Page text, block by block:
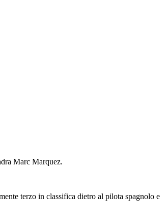
Marc Marquez.
terzo in classifica dietro al pilota spagnolo e